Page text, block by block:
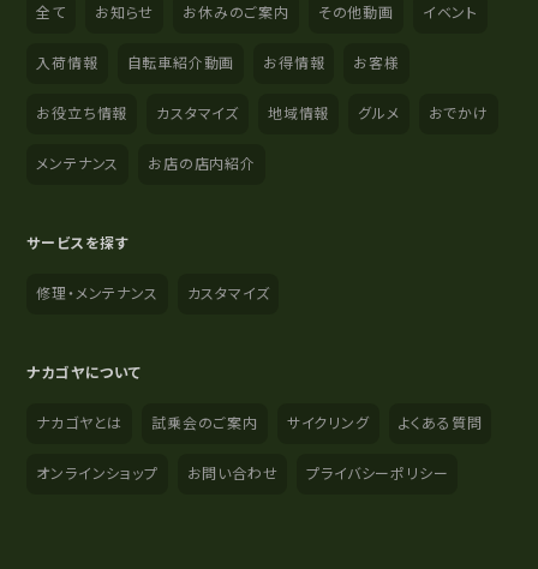
全て お知らせ お休みのご案内 その他動画 イベント
入荷情報 自転車紹介動画 お得情報 お客様
お役立ち情報 カスタマイズ 地域情報 グルメ おでかけ
メンテナンス お店の店内紹介
サービスを探す
修理・メンテナンス カスタマイズ
ナカゴヤについて
ナカゴヤとは 試乗会のご案内 サイクリング よくある質問
オンラインショップ お問い合わせ プライバシーポリシー